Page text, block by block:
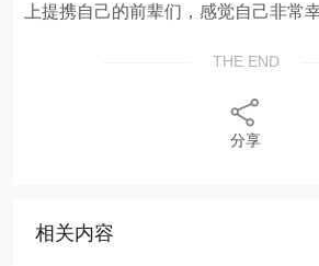
上提携自己的前辈们，感觉自己非常幸
THE END
分享
相关内容